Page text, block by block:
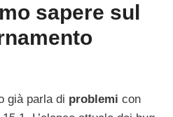
sapere sul
già parla di problemi con